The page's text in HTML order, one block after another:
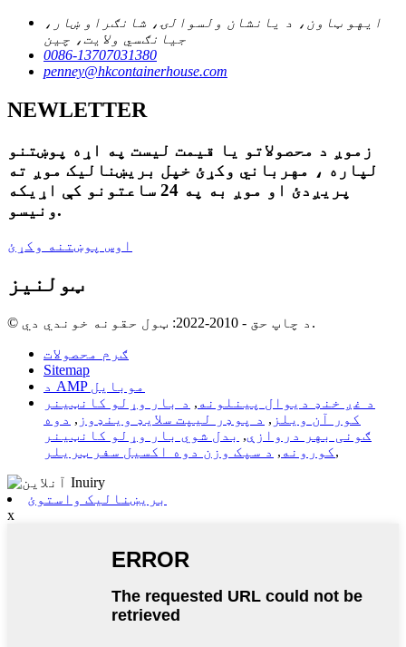
ایهو ټاون، د یانشان ولسوالۍ، شانګراو ښار،
جیانګسي ولایت، چین
0086-13707031380
penney@hkcontainerhouse.com
NEWLETTER
زموږ د محصولاتو یا قیمت لیست په اړه پوښتنو
لپاره ، مهرباني وکړئ خپل بریښنالیک موږ ته
پریږدئ او موږ به په 24 ساعتونو کې اړیکه
ونیسو.
اوس پوښتنه وکړئ
ټولنیز
© د چاپ حق - 2010-2022: ټول حقونه خوندي دي.
ګرم محصولات
Sitemap
د AMP موبایل
د غږ خنډ دیوال پینلونه , د بار وړلو کانټینر
کور آن ویلز , د پوډر لیپت سلایډ وینډوز , دوه
ګونی بهر دروازې, بدل شوي بار وړلو کانټینر
کورونه , د سپک وزن دوه اکسیل سفر ټریلر ,
بریښنالیک واستوئ
x